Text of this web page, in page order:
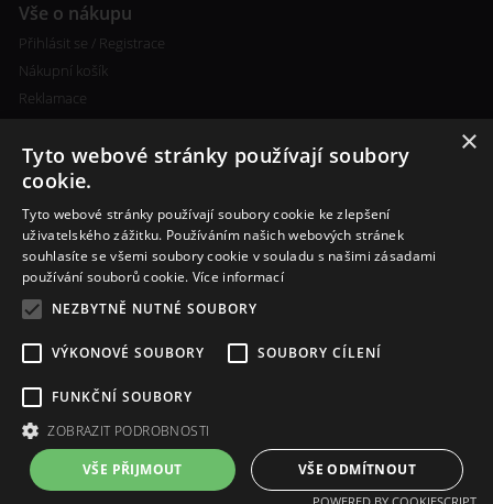
Vše o nákupu
Přihlásit se / Registrace
Nákupní košík
Reklamace
Další informace
Ceny poštovného
×
Tyto webové stránky používají soubory
cookie.
Tyto webové stránky používají soubory cookie ke zlepšení
uživatelského zážitku. Používáním našich webových stránek
souhlasíte se všemi soubory cookie v souladu s našimi zásadami
používání souborů cookie. Více informací
NEZBYTNĚ NUTNÉ SOUBORY
VÝKONOVÉ SOUBORY SOUBORY CÍLENÍ
FUNKČNÍ SOUBORY
ZOBRAZIT PODROBNOSTI
VŠE PŘIJMOUT VŠE ODMÍTNOUT